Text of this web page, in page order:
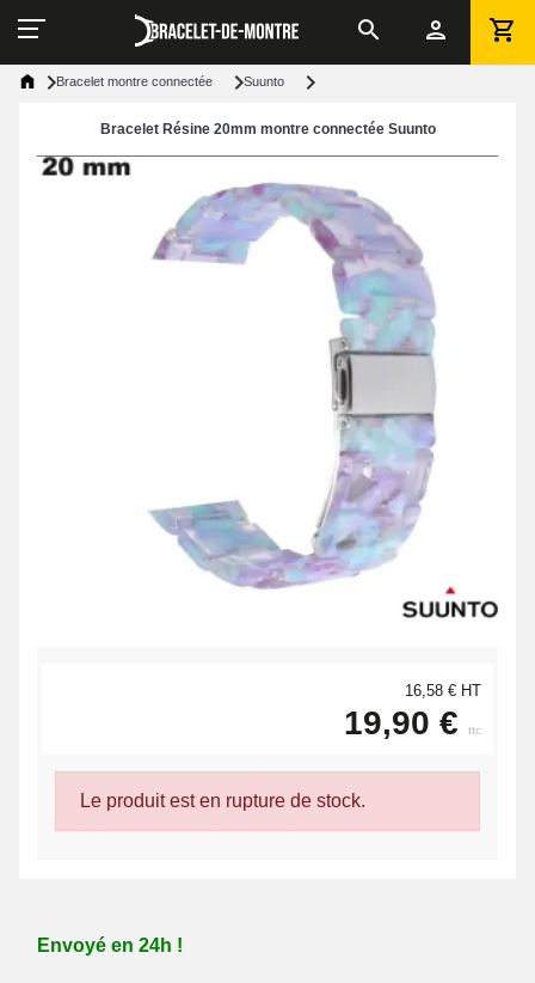
Bracelet montre connectée Suunto
Bracelet Résine 20mm montre connectée Suunto
16,58 € HT
19,90 € ttc
Le produit est en rupture de stock.
Envoyé en 24h !